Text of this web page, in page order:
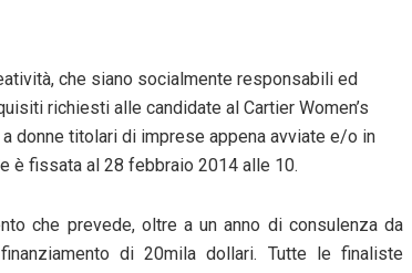
che siano socialmente responsabili ed
richiesti alle candidate al Cartier Women’s
donne titolari di imprese appena avviate e/o in
è fissata al 28 febbraio 2014 alle 10.
che prevede, oltre a un anno di consulenza da
di 20mila dollari. Tutte le finaliste